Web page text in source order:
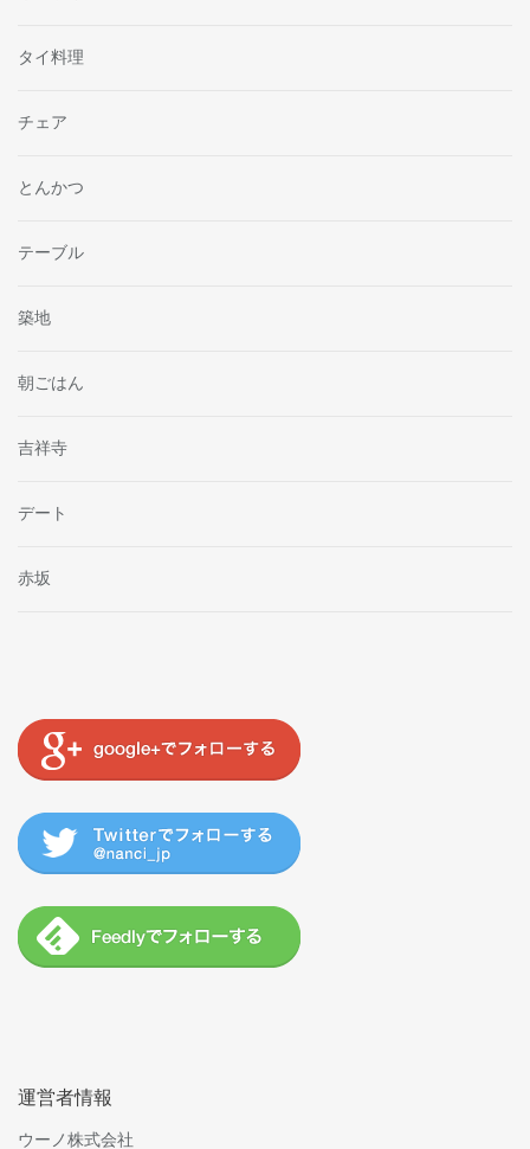
タイ料理
チェア
とんかつ
テーブル
築地
朝ごはん
吉祥寺
デート
赤坂
運営者情報
ウーノ株式会社